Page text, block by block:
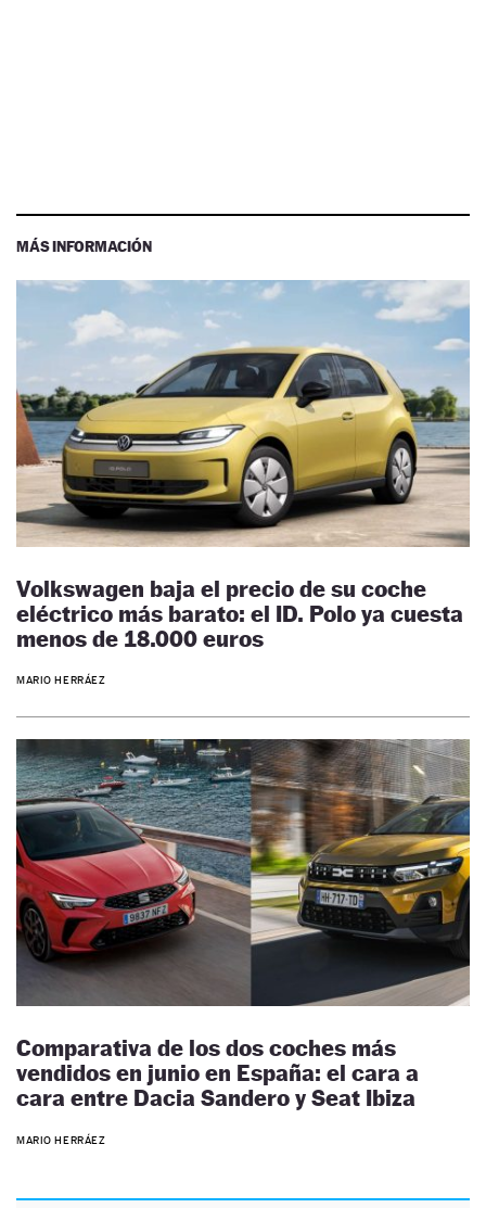
MÁS INFORMACIÓN
Volkswagen baja el precio de su coche
eléctrico más barato: el ID. Polo ya cuesta
menos de 18.000 euros
MARIO HERRÁEZ
Comparativa de los dos coches más
vendidos en junio en España: el cara a
cara entre Dacia Sandero y Seat Ibiza
MARIO HERRÁEZ